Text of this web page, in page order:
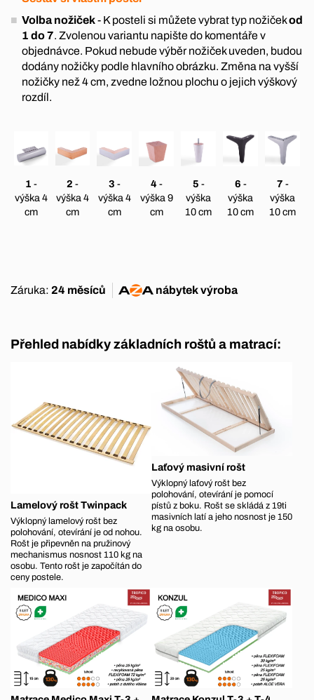
Volba nožiček- K posteli si můžete vybrat typ nožičekod
1 do 7. Zvolenou variantu napište do komentáře v
objednávce. Pokud nebude výběr nožiček uveden, budou
dodány nožičky podle hlavního obrázku. Změna na vyšší
nožičky než 4 cm, zvedne ložnou plochu o jejich výškový
rozdíl.
1 -
výška 4
cm
2 -
výška 4
cm
3 -
výška 4
cm
4 -
výška 9
cm
5 -
výška
10 cm
6 -
výška
10 cm
7 -
výška
10 cm
Záruka: 24 měsíců nábytekvýroba
Přehled nabídky základních roštů a matrací:
Lamelový rošt Twinpack
Výklopný lamelový rošt bez
polohování, otevírání je od nohou.
Rošt je připevněn na pružinový
mechanismus nosnost 110 kg na
osobu. Tento rošt je započítán do
ceny postele.
Laťový masivní rošt
Výklopný laťový rošt bez
polohování, otevírání je pomocí
pístů z boku. Rošt se skládá z 19ti
masivních latí a jeho nosnost je 150
kg na osobu.